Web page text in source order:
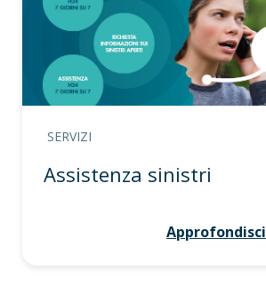
SERVIZI
Assistenza sinistri
Approfondisci